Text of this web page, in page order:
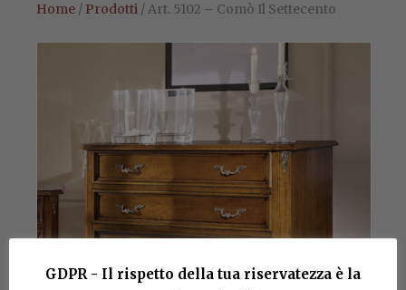
Home / Prodotti / Art. 5102 – Comò Il Settecento
GDPR - Il rispetto della tua riservatezza è la